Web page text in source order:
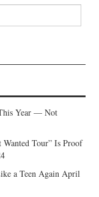
Year — Not
Tour” Is Proof
a Teen Again April